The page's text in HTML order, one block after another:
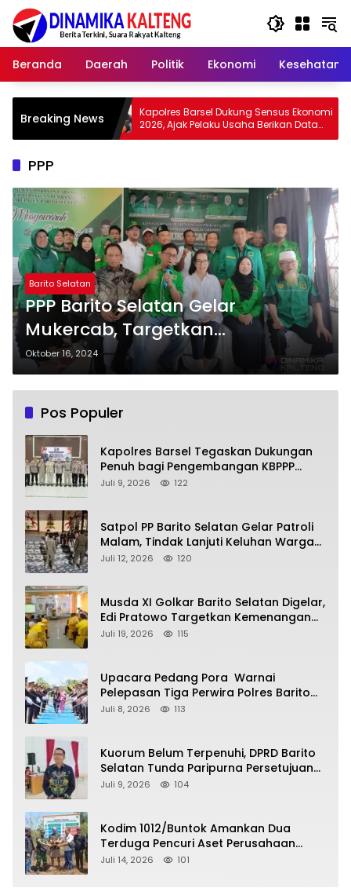
Langsung
konten
Beranda
Daerah Politik Ekonomi Kesehatan
Breaking News
Kapolres Barsel Dukung Sensus Ekonomi
2026, Ajak Pelaku Usaha Berikan Data
yang Jujur
Wabup
Adat dan
Zaman
PPP
Barito Selatan
PPP Barito Selatan Gelar
Mukercab, Targetkan
Kemenangan PENA dan Koyem-
SHD
Oktober 16, 2024
Pos Populer
Kapolres Barsel Tegaskan Dukungan
Penuh bagi Pengembangan KBPPP
Kalimantan Tengah
Juli 9, 2026 122
Satpol PP Barito Selatan Gelar Patroli
Malam, Tindak Lanjuti Keluhan Warga
soal Balap Liar dan Remaja Nongkrong
Juli 12, 2026 120
Musda XI Golkar Barito Selatan Digelar,
Edi Pratowo Targetkan Kemenangan
Partai pada Pemilu Mendatang
Juli 19, 2026 115
Upacara Pedang Pora Warnai
Pelepasan Tiga Perwira Polres Barito
Selatan Masuki Masa Pensiun
Juli 8, 2026 113
Kuorum Belum Terpenuhi, DPRD Barito
Selatan Tunda Paripurna Persetujuan
Raperda Pertanggungjawaban APBD
Juli 9, 2026 104
Kodim 1012/Buntok Amankan Dua
Terduga Pencuri Aset Perusahaan
Sitaan Satgas PKH, Satu Paket Diduga
Juli 14, 2026 101